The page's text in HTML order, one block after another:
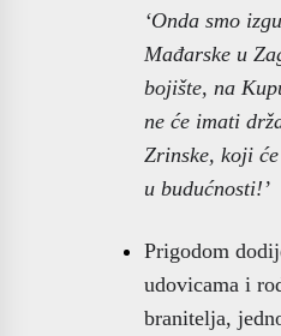
‘Onda smo
Mađarske u
bojište, na
ne će imati
Zrinske, koji
u budućnosti!’
Prigodom
udovicama i
branitelja,